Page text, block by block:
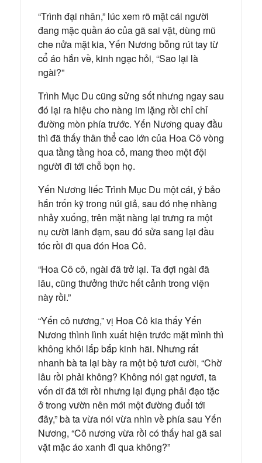
“Trình đại nhân,” lúc xem rõ mặt cái người
đang mặc quần áo của gã sai vặt, dùng mũ
che nửa mặt kia, Yến Nương bỗng rút tay từ
cổ áo hắn về, kinh ngạc hỏi, “Sao lại là
ngài?”
Trình Mục Du cũng sửng sốt nhưng ngay sau
đó lại ra hiệu cho nàng im lặng rồi chỉ chỉ
đường mòn phía trước. Yến Nương quay đầu
thì đã thấy thân thể cao lớn của Hoa Cô vòng
qua tầng tầng hoa cỏ, mang theo một đội
người đi tới chỗ bọn họ.
Yến Nương liếc Trình Mục Du một cái, ý bảo
hắn trốn kỹ trong núi giả, sau đó nhẹ nhàng
nhảy xuống, trên mặt nàng lại trưng ra một
nụ cười lãnh đạm, sau đó sửa sang lại đầu
tóc rồi đi qua đón Hoa Cô.
“Hoa Cô cô, ngài đã trở lại. Ta đợi ngài đã
lâu, cũng thưởng thức hết cảnh trong viện
này rồi.”
“Yến cô nương,” vị Hoa Cô kia thấy Yến
Nương thình lình xuất hiện trước mặt mình thì
không khỏi lắp bắp kinh hãi. Nhưng rất
nhanh bà ta lại bày ra một bộ tươi cười, “Chờ
lâu rồi phải không? Không nói gạt ngươi, ta
vốn dĩ đã tới rồi nhưng lại đụng phải đạo tặc
ở trong vườn nên mới một đường đuổi tới
đây,” bà ta vừa nói vừa nhìn về phía sau Yến
Nương, “Cô nương vừa rồi có thấy hai gã sai
vặt mặc áo xanh đi qua không?”